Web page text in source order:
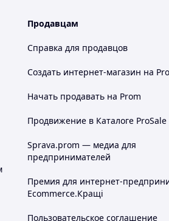
ОЛИВКОВЫЙ
Продавцам
Справка для продавцов
Создать интернет-магазин на
Начать продавать на Prom
Продвижение в Каталоге ProSale
Sprava.prom — медиа для
предпринимателей
Премия для интернет-
Ecommerce.Кращі
Пользовательское соглашение